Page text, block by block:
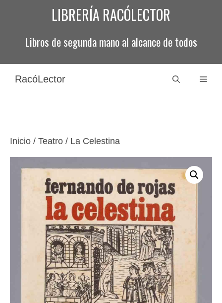
LIBRERÍA RACÓLECTOR
Libros de segunda mano al alcance de todos
RacóLector
Inicio / Teatro / La Celestina